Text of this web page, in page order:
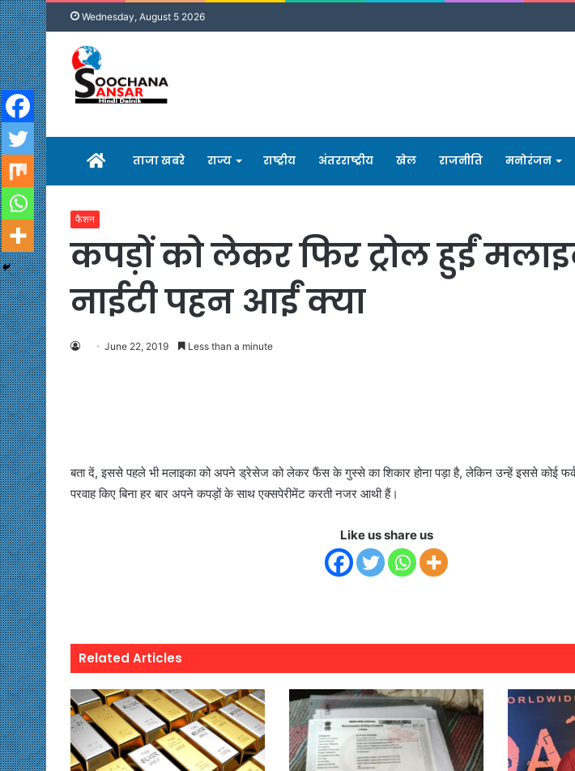
Wednesday, August 5 2026
होम ताजा खबरे राज्य राष्ट्रीय अंतरराष्ट्रीय खेल राजनीति मनोरंजन
फैशन
कपड़ों को लेकर फिर ट्रोल हुईं
नाईटी पहन आईं क्या
June 22, 2019 Less than a minute
बता दें, इससे पहले भी मलाइका को अपने ड्रेसेज को लेकर फैंस के गुस्से का शिकार होना पड़ा है, लेकिन उन्हें इससे कोई फर्क
परवाह किए बिना हर बार अपने कपड़ों के साथ एक्सपेरीमेंट करती नजर आथी हैं।
Like us share us
Related Articles